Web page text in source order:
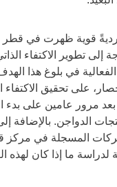
قوية ظهرت في قطر
إلى تطوير الاكتفاء
في بلوغ هذا
على تحقيق الاكتفاء
بعد مرور عامين على
الدواجن. بالإضافة
المسجلة في مركز
ما إذا كان لهذه